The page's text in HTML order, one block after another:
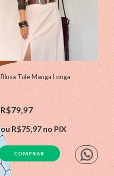
Blusa Tule Manga Longa
R$79,97
ou R$75,97 no PIX
COMPRAR